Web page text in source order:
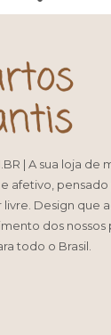
| A sua loja
afetivo,
Design que
dos nossos
todo o Brasil.